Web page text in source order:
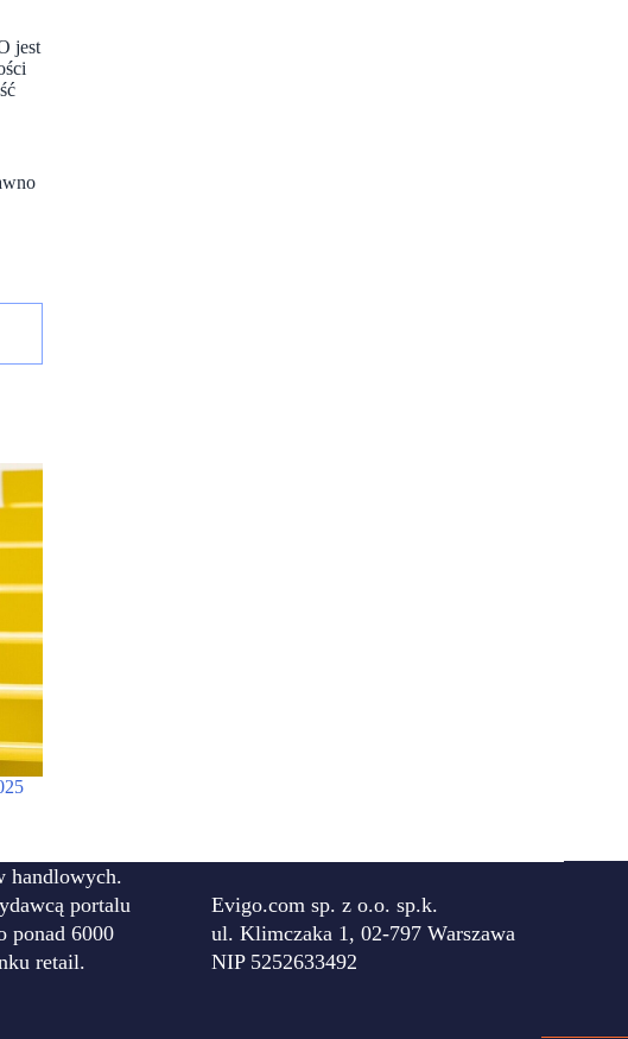
jest
handlowych.
portalu
ponad 6000
retail.
Evigo.com sp. z o.o. sp.k.
ul. Klimczaka 1, 02-797 Warszawa
NIP 5252633492